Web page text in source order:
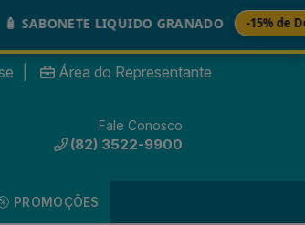
LIQUIDO GRANADO -15% de Desconto
Área do Representante
Fale Conosco
(82) 3522-9900
PROMOÇÕES